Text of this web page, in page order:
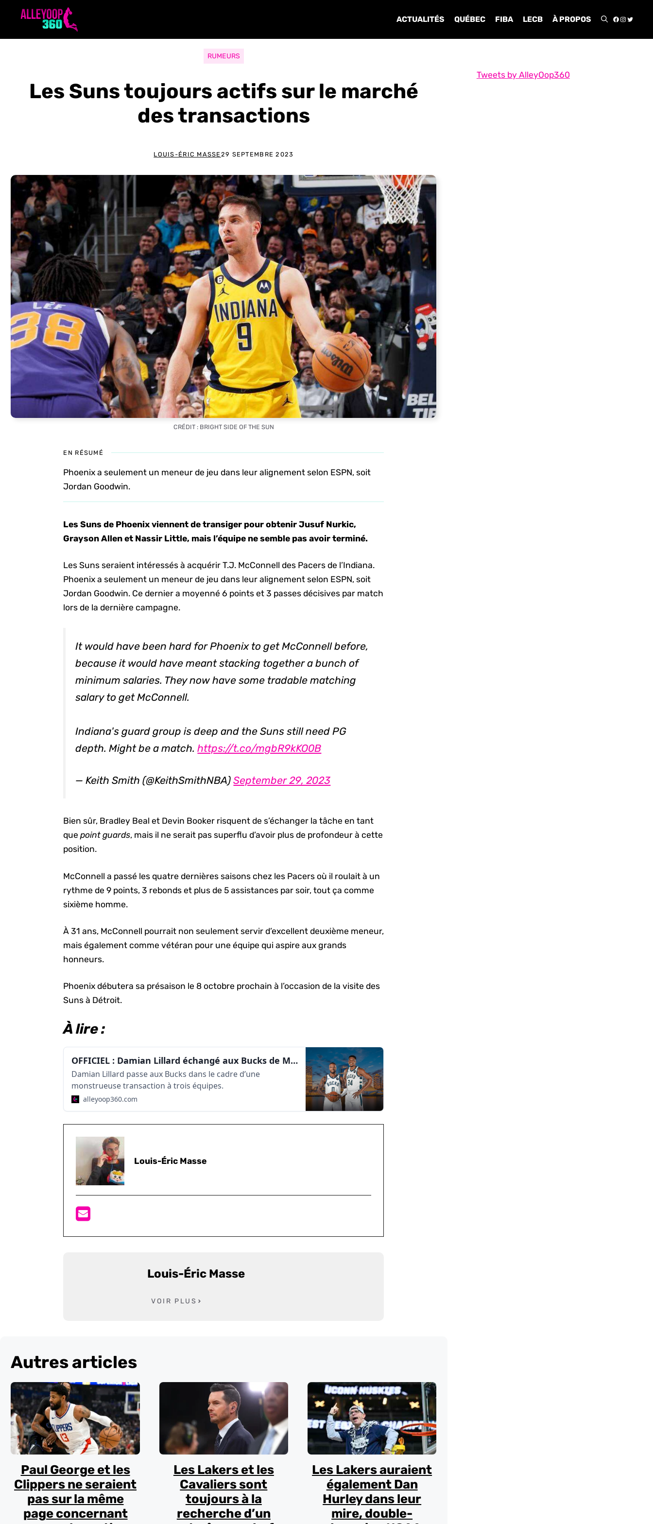
ACTUALITÉS QUÉBEC FIBA LECB À PROPOS
RUMEURS
Les Suns toujours actifs sur le marché
des transactions
LOUIS-ÉRIC MASSE 29 SEPTEMBRE 2023
CRÉDIT : BRIGHT SIDE OF THE SUN
EN RÉSUMÉ
Phoenix a seulement un meneur de jeu dans leur alignement selon ESPN, soit
Jordan Goodwin.
Les Suns de Phoenix viennent de transiger pour obtenir Jusuf Nurkic,
Grayson Allen et Nassir Little, mais l’équipe ne semble pas avoir terminé.
Les Suns seraient intéressés à acquérir T.J. McConnell des Pacers de l’Indiana.
Phoenix a seulement un meneur de jeu dans leur alignement selon ESPN, soit
Jordan Goodwin. Ce dernier a moyenné 6 points et 3 passes décisives par match
lors de la dernière campagne.
It would have been hard for Phoenix to get McConnell before,
because it would have meant stacking together a bunch of
minimum salaries. They now have some tradable matching
salary to get McConnell.
Indiana's guard group is deep and the Suns still need PG
depth. Might be a match.https://t.co/mgbR9kKO0B
— Keith Smith (@KeithSmithNBA)September 29, 2023
Bien sûr, Bradley Beal et Devin Booker risquent de s’échanger la tâche en tant
quepoint guards, mais il ne serait pas superflu d’avoir plus de profondeur à cette
position.
McConnell a passé les quatre dernières saisons chez les Pacers où il roulait à un
rythme de 9 points, 3 rebonds et plus de 5 assistances par soir, tout ça comme
sixième homme.
À 31 ans, McConnell pourrait non seulement servir d’excellent deuxième meneur,
mais également comme vétéran pour une équipe qui aspire aux grands
honneurs.
Phoenix débutera sa présaison le 8 octobre prochain à l’occasion de la visite des
Suns à Détroit.
À lire :
OFFICIEL : Damian Lillard échangé aux Bucks de Milwaukee | AlleyOop360
Damian Lillard passe aux Bucks dans le cadre d’une
monstrueuse transaction à trois équipes.
alleyoop360.com
Louis-Éric Masse
Louis-Éric Masse
VOIR PLUS
Autres articles
Paul George et les
Clippers ne seraient
pas sur la même
page concernant
Les Lakers et les
Cavaliers sont
toujours à la
recherche d’un
Les Lakers auraient
également Dan
Hurley dans leur
mire, double-
Tweets by AlleyOop360